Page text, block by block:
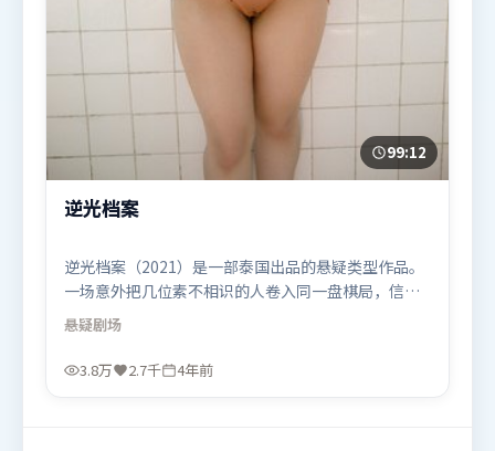
99:12
逆光档案
逆光档案（2021）是一部泰国出品的悬疑类型作品。
一场意外把几位素不相识的人卷入同一盘棋局，信任
与背叛交替上演。摄影与美术共同营造出强烈地域气
质，增强沉浸感。由吕克·贝松执导，刘亦菲、苍井
优、段奕宏，雷佳音等联袂出演。影片于2021年12月
悬疑剧场
3.8万 2.7千 4年前